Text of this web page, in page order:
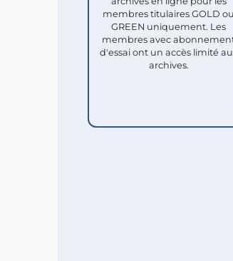
membres titulaires GOLD ou
GREEN uniquement. Les
membres avec
d'essai ont un accès limité
archives.